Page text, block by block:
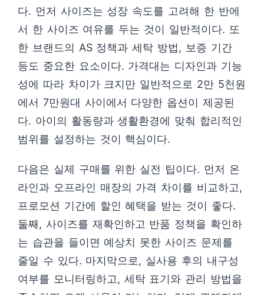
다. 먼저 사이즈는 성장 속도를 고려해 한 반에
서 한 사이즈 여유를 두는 것이 일반적이다. 또
한 브랜드의 AS 정책과 세탁 방법, 보증 기간
등도 중요한 요소이다. 가격대는 디자인과 기능
성에 따라 차이가 크지만 일반적으로 2만 5천원
에서 7만원대 사이에서 다양한 옵션이 제공된
다. 아이의 활동량과 생활환경에 맞춰 합리적인
범위를 설정하는 것이 핵심이다.
다음은 실제 구매를 위한 실전 팁이다. 먼저 온
라인과 오프라인 매장의 가격 차이를 비교하고,
프로모션 기간에 할인 혜택을 받는 것이 좋다.
둘째, 사이즈를 재확인하고 반품 정책을 확인하
는 습관을 들이면 예상치 못한 사이즈 문제를
줄일 수 있다. 마지막으로, 실사용 후의 내구성
여부를 모니터링하고, 세탁 표기와 관리 방법을